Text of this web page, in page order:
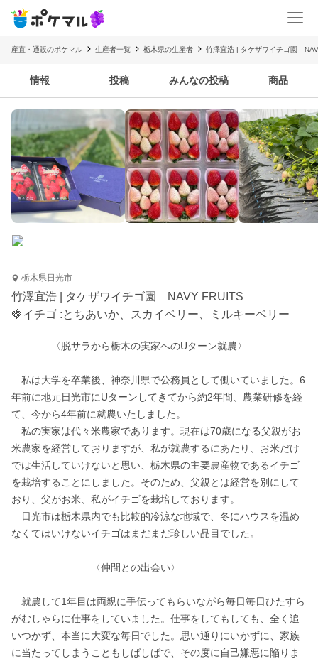
産直・通販のポケマル 生産者一覧 栃木県の生産者 竹澤宜浩 | タケザワイチゴ園
情報 投稿 みんなの投稿 商品
栃木県日光市
竹澤宜浩 | タケザワイチゴ園 NAVY FRUITS
🍓イチゴ :とちあいか、スカイベリー、ミルキーベリー
〈脱サラから栃木の実家へのUターン就農〉
私は大学を卒業後、神奈川県で公務員として働いていました。6
年前に地元日光市にUターンしてきてから約2年間、農業研修を経
て、今から4年前に就農いたしました。
私の実家は代々米農家であります。現在は70歳になる父親がお
米農家を経営しておりますが、私が就農するにあたり、お米だけ
では生活していけないと思い、栃木県の主要農産物であるイチゴ
を栽培することにしました。そのため、父親とは経営を別にして
おり、父がお米、私がイチゴを栽培しております。
日光市は栃木県内でも比較的冷涼な地域で、冬にハウスを温め
なくてはいけないイチゴはまだまだ珍しい品目でした。
〈仲間との出会い〉
就農して1年目は両親に手伝ってもらいながら毎日毎日ひたすら
がむしゃらに仕事をしていました。仕事をしてもしても、全く追
いつかず、本当に大変な毎日でした。思い通りにいかずに、家族
に当たってしまうこともしばしばで、その度に自己嫌悪に陥りま